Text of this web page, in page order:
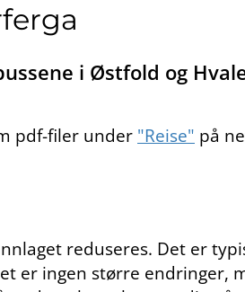
i Østfold og
pdf-filer under "Reise" på
reduseres. Det er
er ingen større endringer,